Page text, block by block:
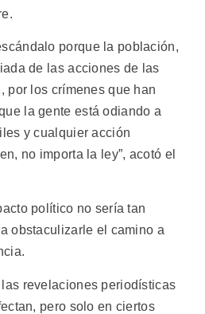
porque la población,
de las acciones de las
por los crímenes que han
la gente está odiando a
y cualquier acción
no importa la ley”, acotó el
político no sería tan
obstaculizarle el camino a
revelaciones periodísticas
pero solo en ciertos